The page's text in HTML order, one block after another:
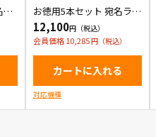
ラ お徳用5本セット 宛名ラベ
ル(小)
12,100
会員価格 10,285
カートに入れる
対応機種